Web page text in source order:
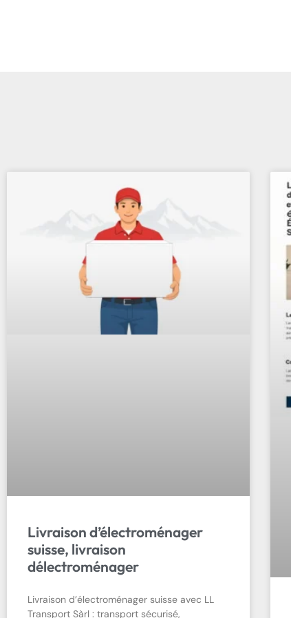
Livraison d’électroménager
suisse, livraison
délectroménager
Livraison d’électroménager suisse avec LL
Transport Sàrl : transport sécurisé,